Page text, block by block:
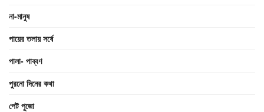
না-মানুষ
পায়ের তলায় সর্ষে
পালা- পাব্বণ
পুরনো দিনের কথা
পেট পুজো